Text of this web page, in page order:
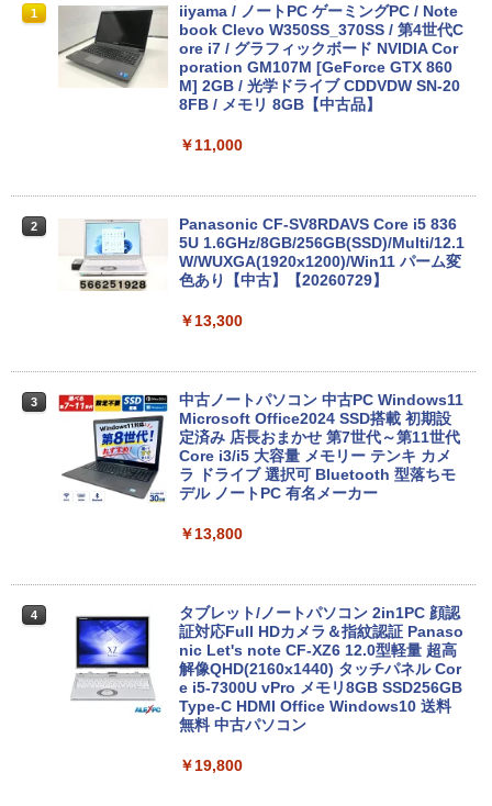
1
iiyama / ノートPC ゲーミングPC / Note
book Clevo W350SS_370SS / 第4世代C
ore i7 / グラフィックボード NVIDIA Cor
poration GM107M [GeForce GTX 860
M] 2GB / 光学ドライブ CDDVDW SN-20
8FB / メモリ 8GB【中古品】
￥11,000
2
Panasonic CF-SV8RDAVS Core i5 836
5U 1.6GHz/8GB/256GB(SSD)/Multi/12.1
W/WUXGA(1920x1200)/Win11 パーム変
色あり【中古】【20260729】
￥13,300
3
中古ノートパソコン 中古PC Windows11
Microsoft Office2024 SSD搭載 初期設
定済み 店長おまかせ 第7世代～第11世代
Core i3/i5 大容量 メモリー テンキ カメ
ラ ドライブ 選択可 Bluetooth 型落ちモ
デル ノートPC 有名メーカー
￥13,800
4
タブレット/ノートパソコン 2in1PC 顔認
証対応Full HDカメラ＆指紋認証 Panaso
nic Let's note CF-XZ6 12.0型軽量 超高
解像QHD(2160x1440) タッチパネル Cor
e i5-7300U vPro メモリ8GB SSD256GB
Type-C HDMI Office Windows10 送料
無料 中古パソコン
￥19,800